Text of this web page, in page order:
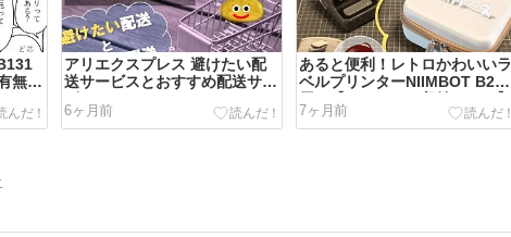
無、
す！
アリエクスプレス 避けたい配
送サービスとおすすめ配送サー
6ヶ月前
あると便利！レトロかわいいラ
ベルプリンターNIIMBOT B21
用の【おしゃれな収納ケース】
レビュー！
7ヶ月前